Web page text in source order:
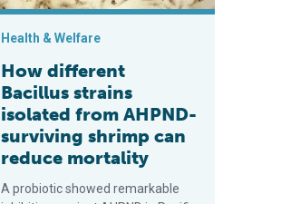
Health & Welfare
How different
Bacillus strains
isolated from AHPND-
surviving shrimp can
reduce mortality
A probiotic showed remarkable